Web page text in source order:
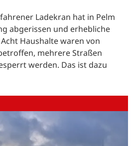
Ladekran hat in Pelm
abgerissen und erhebliche
Haushalte waren von
mehrere Straßen
werden. Das ist dazu